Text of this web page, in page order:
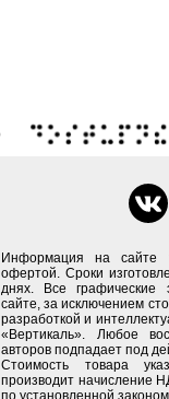
Информация на сайте
офертой. Сроки
днях. Все
сайте, за исключением
разработкой и
«Вертикаль». Любое
авторов подпадает под
Стоимость товара
производит начисление
по установленной законом